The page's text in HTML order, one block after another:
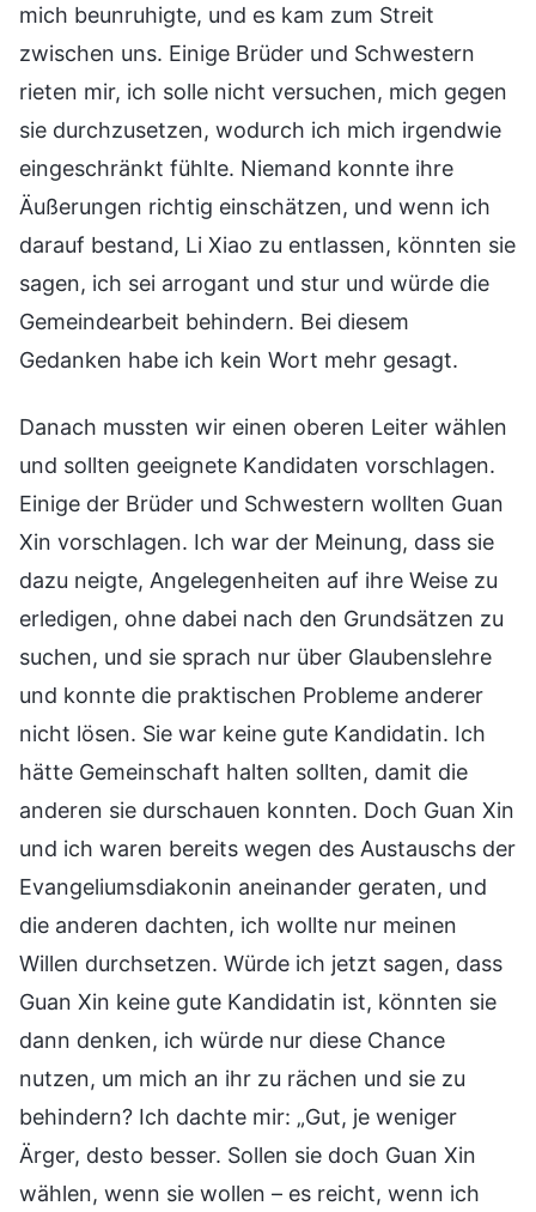
mich beunruhigte, und es kam zum Streit
zwischen uns. Einige Brüder und Schwestern
rieten mir, ich solle nicht versuchen, mich gegen
sie durchzusetzen, wodurch ich mich irgendwie
eingeschränkt fühlte. Niemand konnte ihre
Äußerungen richtig einschätzen, und wenn ich
darauf bestand, Li Xiao zu entlassen, könnten sie
sagen, ich sei arrogant und stur und würde die
Gemeindearbeit behindern. Bei diesem
Gedanken habe ich kein Wort mehr gesagt.
Danach mussten wir einen oberen Leiter wählen
und sollten geeignete Kandidaten vorschlagen.
Einige der Brüder und Schwestern wollten Guan
Xin vorschlagen. Ich war der Meinung, dass sie
dazu neigte, Angelegenheiten auf ihre Weise zu
erledigen, ohne dabei nach den Grundsätzen zu
suchen, und sie sprach nur über Glaubenslehre
und konnte die praktischen Probleme anderer
nicht lösen. Sie war keine gute Kandidatin. Ich
hätte Gemeinschaft halten sollten, damit die
anderen sie durschauen konnten. Doch Guan Xin
und ich waren bereits wegen des Austauschs der
Evangeliumsdiakonin aneinander geraten, und
die anderen dachten, ich wollte nur meinen
Willen durchsetzen. Würde ich jetzt sagen, dass
Guan Xin keine gute Kandidatin ist, könnten sie
dann denken, ich würde nur diese Chance
nutzen, um mich an ihr zu rächen und sie zu
behindern? Ich dachte mir: „Gut, je weniger
Ärger, desto besser. Sollen sie doch Guan Xin
wählen, wenn sie wollen – es reicht, wenn ich